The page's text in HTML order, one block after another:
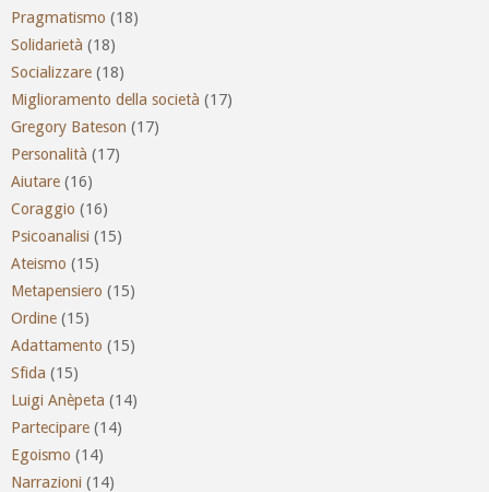
Pragmatismo (18)
Solidarietà (18)
Socializzare (18)
Miglioramento della società (17)
Gregory Bateson (17)
Personalità (17)
Aiutare (16)
Coraggio (16)
Psicoanalisi (15)
Ateismo (15)
Metapensiero (15)
Ordine (15)
Adattamento (15)
Sfida (15)
Luigi Anèpeta (14)
Partecipare (14)
Egoismo (14)
Narrazioni (14)